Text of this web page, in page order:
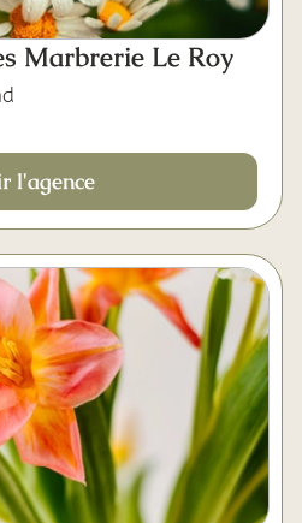
Marbrerie Le Roy
l'agence